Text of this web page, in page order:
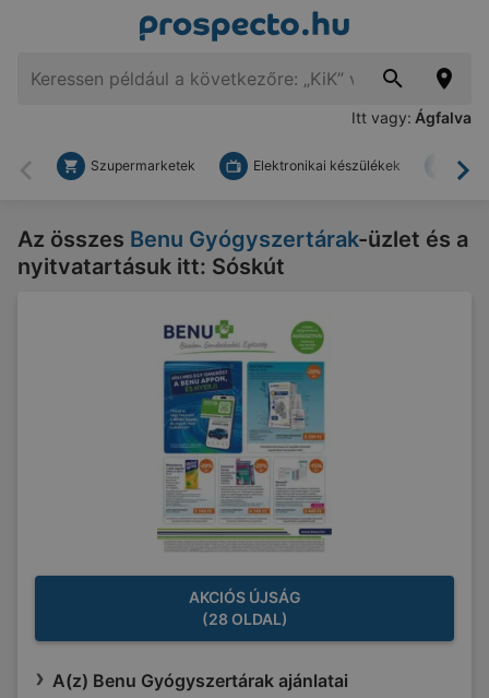
Itt vagy: Ágfalva
Vissza
Szupermarketek Elektronikai készülékek
Az összes Benu Gyógyszertárak-üzlet és a
nyitvatartásuk itt: Sóskút
AKCIÓS ÚJSÁG
(28 OLDAL)
A(z) Benu Gyógyszertárak ajánlatai